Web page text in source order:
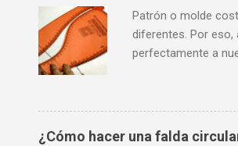
Patrón o molde
diferentes. Por eso,
perfectamente a
¿Cómo hacer una falda